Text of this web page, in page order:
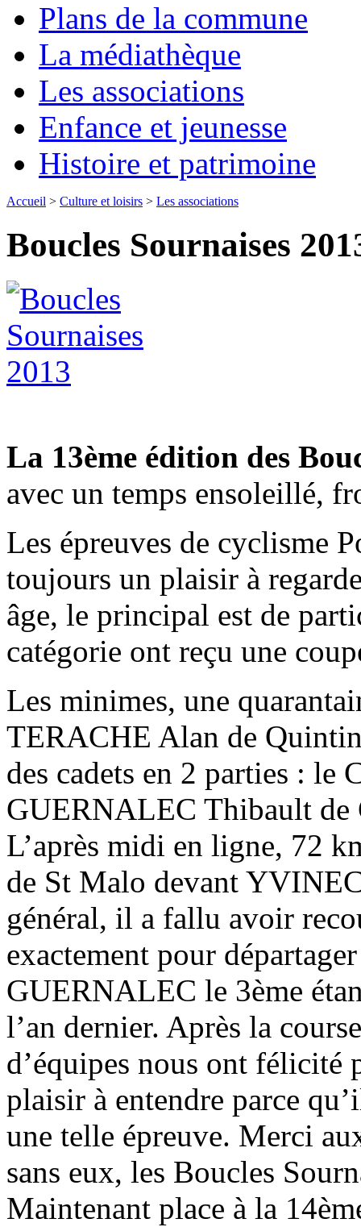
Plans de la commune
La médiathèque
Les associations
Enfance et jeunesse
Histoire et patrimoine
Accueil > Culture et loisirs > Les associations
Boucles Sournaises
La 13ème édition des
avec un temps ensoleillé,
Les épreuves de cyclisme
toujours un plaisir à
âge, le principal est de
catégorie ont reçu une
Les minimes, une
TERACHE Alan de
des cadets en 2 parties :
GUERNALEC Thibault de
L’après midi en ligne, 72
de St Malo devant
général, il a fallu avoir
exactement pour
GUERNALEC le 3ème
l’an dernier. Après la
d’équipes nous ont
plaisir à entendre parce
une telle épreuve. Merci
sans eux, les Boucles
Maintenant place à la